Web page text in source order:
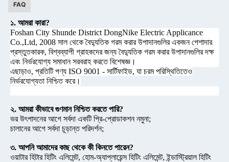
FAQ
১. আমরা কারা?
Foshan City Shunde District DongNike Electric Applicance
Co.,Ltd, 2008 সাল থেকে বৈদ্যুতিক গরম করার উপাদানগুলির একজন পেশাদার
প্রস্তুতকারক, বিশ্বব্যাপী গ্রাহকদের জন্য বৈদ্যুতিক গরম করার উপাদানগুলির দক্ষ
এবং নির্ভরযোগ্য সমাধান সরবরাহ করতে বিশেষজ্ঞ।
এছাড়াও, প্রতিটি পণ্য ISO 9001 - সার্টিফাইড, যা চরম পরিস্থিতিতেও
নির্ভরযোগ্যতা নিশ্চিত করে।
২. আমরা কীভাবে গুণমান নিশ্চিত করতে পারি?
ভর উৎপাদনের আগে সর্বদা একটি প্রি-প্রোডাকশন নমুনা;
চালানের আগে সর্বদা চূড়ান্ত পরিদর্শন;
৩. আপনি আমাদের কাছ থেকে কী কিনতে পারেন?
ওয়াটার হিটার হিটিং এলিমেন্ট, হোম-অ্যাপ্লায়েন্স হিটিং এলিমেন্ট, ইন্ডাস্ট্রিয়াল হিটিং